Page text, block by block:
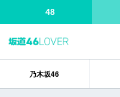
48
乃木坂46